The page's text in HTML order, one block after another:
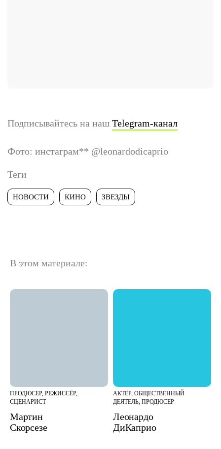
Подписывайтесь на наш Telegram-канал
Фото: инстаграм** @leonardodicaprio
Теги
НОВОСТИ КИНО ЗВЕЗДЫ
В этом материале:
ПРОДЮСЕР, РЕЖИССЁР,
СЦЕНАРИСТ
Мартин
Скорсезе
АКТЁР, ОБЩЕСТВЕННЫЙ
ДЕЯТЕЛЬ, ПРОДЮСЕР
Леонардо
ДиКаприо